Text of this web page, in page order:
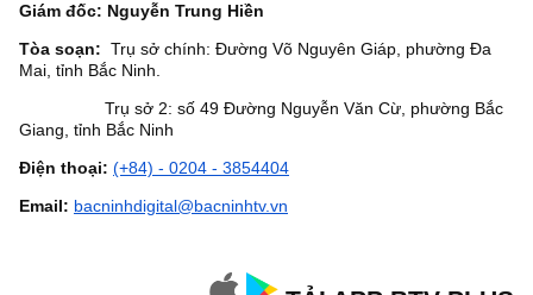
Giám đốc: Nguyễn Trung Hiền
Tòa soạn: Trụ sở chính: Đường Võ Nguyên Giáp, phường Đa
Mai, tỉnh Bắc Ninh.
Trụ sở 2: số 49 Đường Nguyễn Văn Cừ, phường Bắc
Giang, tỉnh Bắc Ninh
Điện thoại: (+84) - 0204 - 3854404
Email: bacninhdigital@bacninhtv.vn